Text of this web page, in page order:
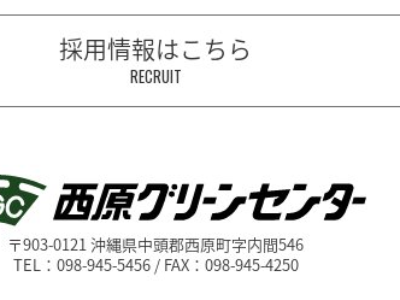
採用情報はこちら
RECRUIT
〒903-0121 沖縄県中頭郡西原町字内間546
TEL：098-945-5456 / FAX：098-945-4250